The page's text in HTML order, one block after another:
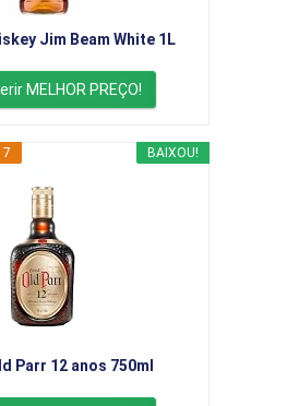
Jim Beam White 1L
MELHOR PREÇO!
BAIXOU!
7
Parr 12 anos 750ml